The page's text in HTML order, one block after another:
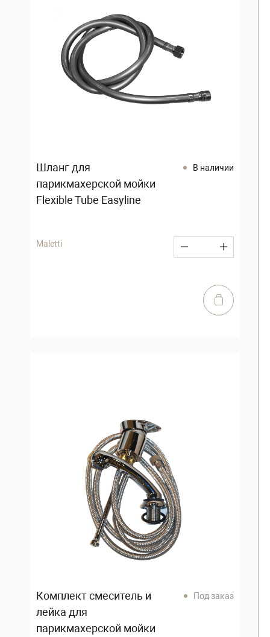
Шланг для
парикмахерской мойки
Flexible Tube Easyline
В наличии
Maletti
Комплект смеситель и
лейка для
парикмахерской мойки
Под заказ